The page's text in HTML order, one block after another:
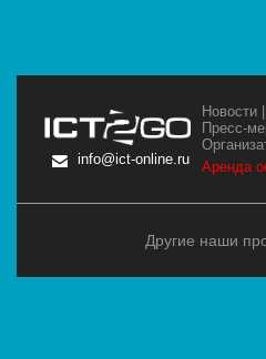
info@ict-online.ru
Новости |
Пресс-
Аренда
Другие наши